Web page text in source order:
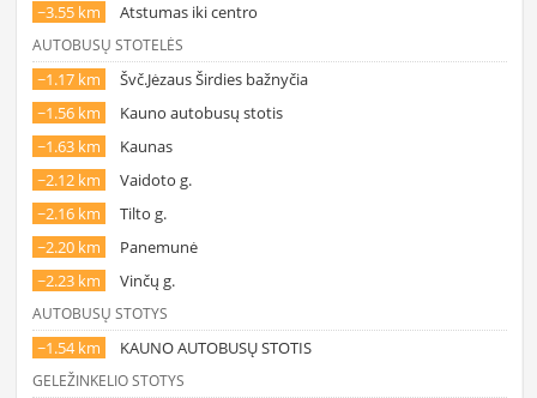
~3.55 km Atstumas iki centro
AUTOBUSŲ STOTELĖS
~1.17 km
Švč.Jėzaus Širdies bažnyčia
~1.56 km
Kauno autobusų stotis
~1.63 km
Kaunas
~2.12 km
Vaidoto g.
~2.16 km
Tilto g.
~2.20 km
Panemunė
~2.23 km
Vinčų g.
AUTOBUSŲ STOTYS
~1.54 km KAUNO AUTOBUSŲ STOTIS
GELEŽINKELIO STOTYS